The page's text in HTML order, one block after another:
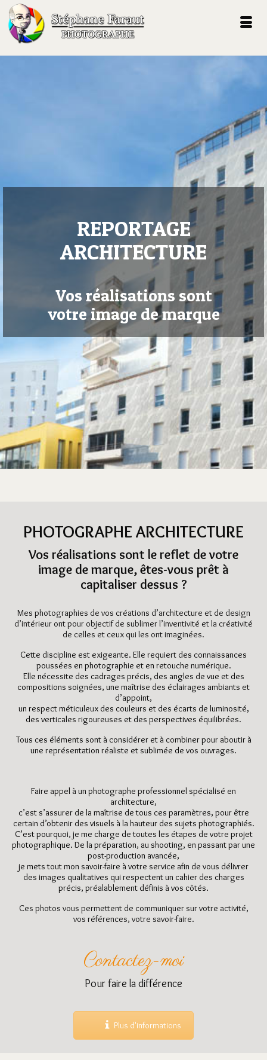
REPORTAGE
ARCHITECTURE
Vos réalisations sont
votre image de marque
PHOTOGRAPHE ARCHITECTURE
Vos réalisations sont le reflet de votre
image de marque, êtes-vous prêt à
capitaliser dessus ?
Mes photographies de vos créations d’architecture et de design
d’intérieur ont pour objectif de sublimer l’inventivité et la créativité
de celles et ceux qui les ont imaginées.
Cette discipline est exigeante. Elle requiert des connaissances
poussées en photographie et en retouche numérique.
Elle nécessite des cadrages précis, des angles de vue et des
compositions soignées, une maîtrise des éclairages ambiants et
d’appoint,
un respect méticuleux des couleurs et des écarts de luminosité,
des verticales rigoureuses et des perspectives équilibrées.
Tous ces éléments sont à considérer et à combiner pour aboutir à
une représentation réaliste et sublimée de vos ouvrages.
Faire appel à un photographe professionnel spécialisé en
architecture,
c’est s’assurer de la maîtrise de tous ces paramètres, pour être
certain d’obtenir des visuels à la hauteur des sujets photographiés.
C’est pourquoi, je me charge de toutes les étapes de votre projet
photographique. De la préparation, au shooting, en passant par une
post-production avancée,
je mets tout mon savoir-faire à votre service afin de vous délivrer
des images qualitatives qui respectent un cahier des charges
précis, préalablement définis à vos côtés.
Ces photos vous permettent de communiquer sur votre activité,
vos références, votre savoir-faire.
Contactez-moi
Pour faire la différence
Plus d'informations